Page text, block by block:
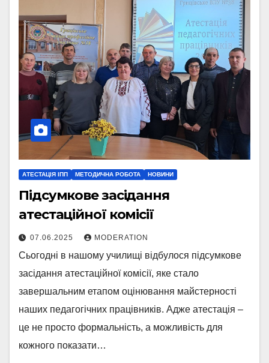
АТЕСТАЦІЯ ІПП МЕТОДИЧНА РОБОТА НОВИНИ
Підсумкове засідання
атестаційної комісії
07.06.2025 MODERATION
Сьогодні в нашому училищі відбулося підсумкове
засідання атестаційної комісії, яке стало
завершальним етапом оцінювання майстерності
наших педагогічних працівників. Адже атестація –
це не просто формальність, а можливість для
кожного показати…